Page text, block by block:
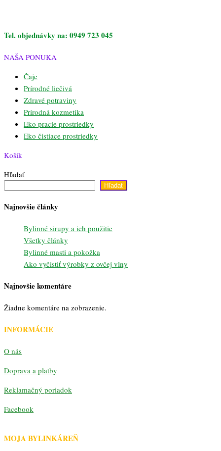
Tel. objednávky na: 0949 723 045
NAŠA PONUKA
Čaje
Prírodné liečivá
Zdravé potraviny
Prírodná kozmetika
Eko pracie prostriedky
Eko čistiace prostriedky
Košík
Hľadať
Hľadať
Najnovšie články
Bylinné sirupy a ich použitie
Všetky články
Bylinné masti a pokožka
Ako vyčistiť výrobky z ovčej vlny
Najnovšie komentáre
Žiadne komentáre na zobrazenie.
INFORMÁCIE
O nás
Doprava a platby
Reklamačný poriadok
Facebook
MOJA BYLINKÁREŇ